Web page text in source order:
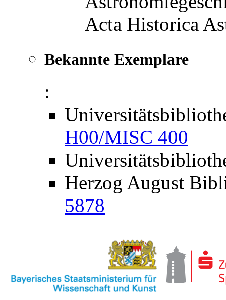
Acta Historica
Bekannte Exemplare
:
H00/MISC 400
Herzog August
5878